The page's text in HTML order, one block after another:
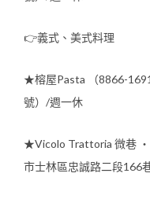
👉義式、美式料理
★榕屋Pasta （8866-
號）/週一休
★Vicolo Trattoria 微巷 ‧
市士林區忠誠路二段166